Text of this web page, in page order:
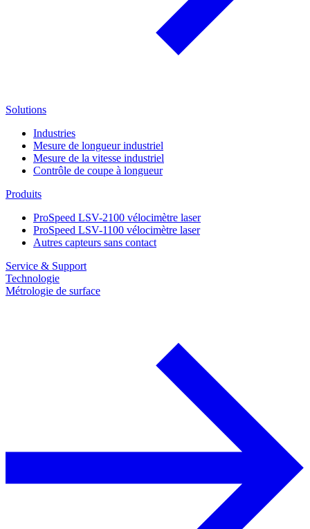
Solutions
Industries
Mesure de longueur industriel
Mesure de la vitesse industriel
Contrôle de coupe à longueur
Produits
ProSpeed LSV-2100 vélocimètre laser
ProSpeed LSV-1100 vélocimètre laser
Autres capteurs sans contact
Service & Support
Technologie
Métrologie de surface